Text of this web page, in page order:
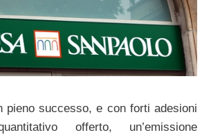
pieno successo, e con forti adesioni
offerto, un’emissione